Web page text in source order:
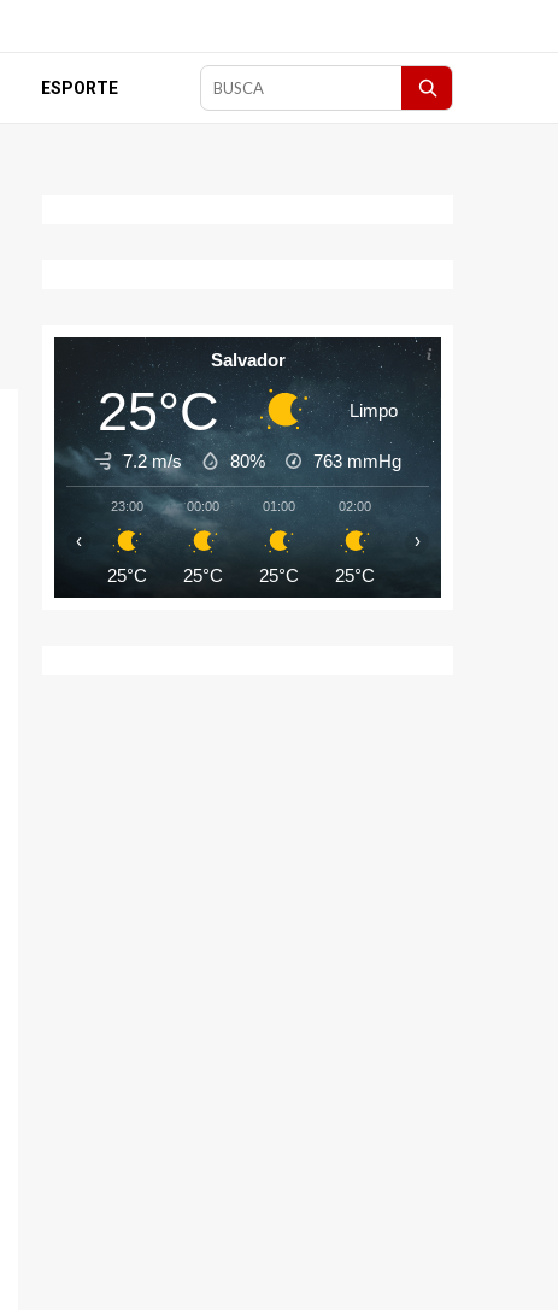
ESPORTE
Pesquisar
Salvador
25°C Limpo
7.2 m/s 80% 763 mmHg
23:00
25°C
00:00
25°C
01:00
25°C
02:00
25°C
‹ ›